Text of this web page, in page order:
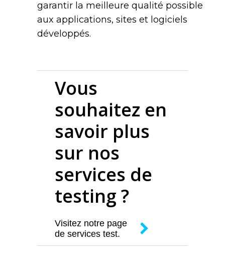
garantir la meilleure qualité possible
aux applications, sites et logiciels
développés.
Vous
souhaitez en
savoir plus
sur nos
services de
testing ?
Visitez notre page
de services test.